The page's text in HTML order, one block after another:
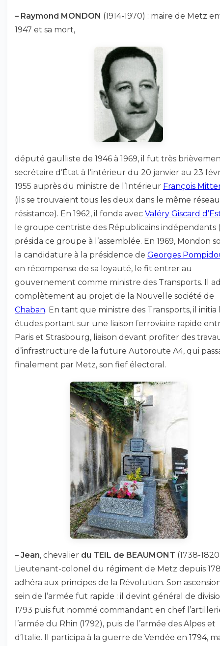
– Raymond MONDON (1914-1970) : maire de Metz
1947 et sa mort,
député gaulliste de 1946 à 1969, il fut très
secrétaire d’État à l’intérieur du 20 janvier au 23
1955 auprès du ministre de l’Intérieur François
(ils se trouvaient tous les deux dans le même
résistance). En 1962, il fonda avec Valéry Giscard
le groupe centriste des Républicains indépendants
présida ce groupe à l’assemblée. En 1969, Mondon
la candidature à la présidence de Georges
en récompense de sa loyauté, le fit entrer au
gouvernement comme ministre des Transports. Il
complètement au projet de la Nouvelle société de
Chaban. En tant que ministre des Transports, il initia
études portant sur une liaison ferroviaire rapide
Paris et Strasbourg, liaison devant profiter des
d’infrastructure de la future Autoroute A4, qui
finalement par Metz, son fief électoral.
– Jean, chevalier du TEIL de BEAUMONT (1738-
Lieutenant-colonel du régiment de Metz depuis
adhéra aux principes de la Révolution. Son
sein de l’armée fut rapide : il devint général de
1793 puis fut nommé commandant en chef
l’armée du Rhin (1792), puis de l’armée des Alpes et
d’Italie. Il participa à la guerre de Vendée en 1794,